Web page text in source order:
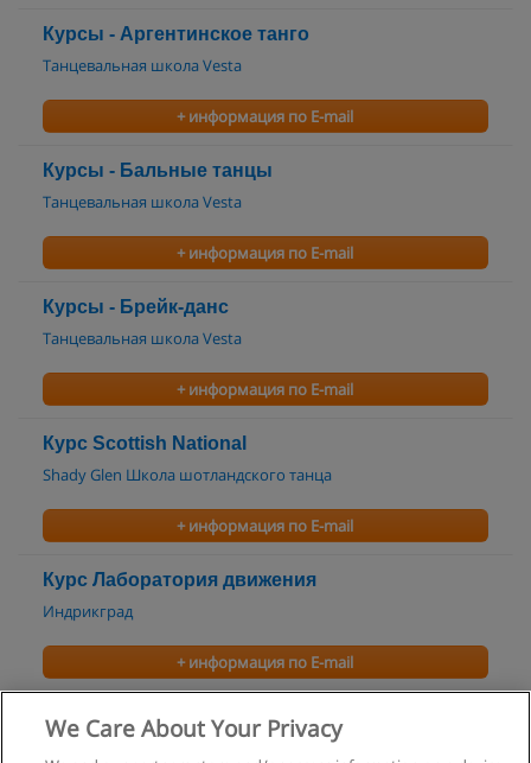
Курсы - Аргентинское танго
Танцевальная школа Vesta
+ информация по E-mail
Курсы - Бальные танцы
Танцевальная школа Vesta
+ информация по E-mail
Курсы - Брейк-данс
Танцевальная школа Vesta
+ информация по E-mail
Курс Scottish National
Shady Glen Школа шотландского танца
+ информация по E-mail
Курс Лаборатория движения
Индрикград
+ информация по E-mail
Курс Сакральные танцы
We Care About Your Privacy